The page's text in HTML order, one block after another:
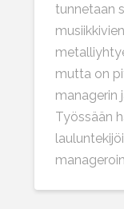
tunnetaan
mutta on
managerin
Työssään